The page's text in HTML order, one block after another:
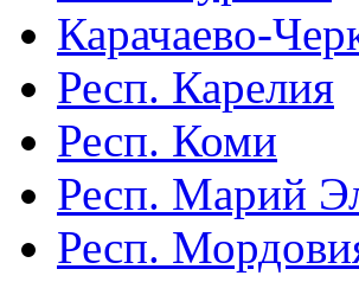
Карачаево-
Респ. Карелия
Респ. Коми
Респ. Марий
Респ.